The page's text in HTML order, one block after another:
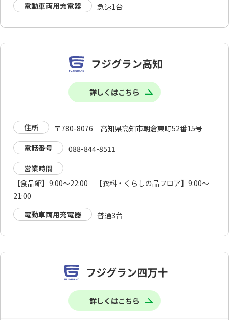
電動車両用充電器
急速1台
フジグラン高知
詳しくはこちら
住所
〒780-8076 高知県高知市朝倉東町52番15号
電話番号
088-844-8511
営業時間
【食品館】9:00～22:00 【衣料・くらしの品フロア】9:00～
21:00
電動車両用充電器
普通3台
フジグラン四万十
詳しくはこちら